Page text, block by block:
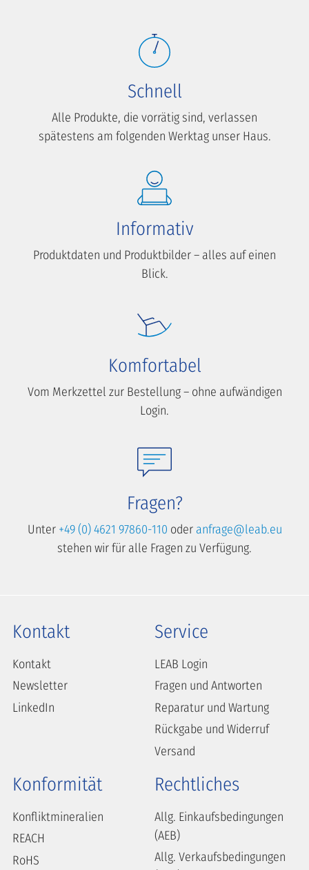
Schnell
Alle Produkte, die vorrätig sind, verlassen
spätestens am folgenden Werktag unser Haus.
Informativ
Produktdaten und Produktbilder – alles auf einen
Blick.
Komfortabel
Vom Merkzettel zur Bestellung – ohne aufwändigen
Login.
Fragen?
Unter +49 (0) 4621 97860-110 oder anfrage@leab.eu
stehen wir für alle Fragen zu Verfügung.
Kontakt
Kontakt
Newsletter
LinkedIn
Service
LEAB Login
Fragen und Antworten
Reparatur und Wartung
Rückgabe und Widerruf
Versand
Konformität
Konfliktmineralien
REACH
RoHS
Rechtliches
Allg. Einkaufsbedingungen
(AEB)
Allg. Verkaufsbedingungen